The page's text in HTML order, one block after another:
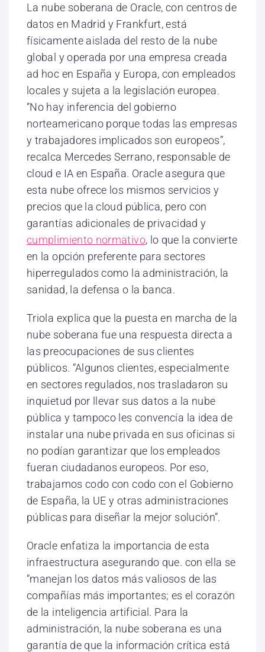
La nube soberana de Oracle, con centros de
datos en Madrid y Frankfurt, está
físicamente aislada del resto de la nube
global y operada por una empresa creada
ad hoc en España y Europa, con empleados
locales y sujeta a la legislación europea.
“No hay inferencia del gobierno
norteamericano porque todas las empresas
y trabajadores implicados son europeos”,
recalca Mercedes Serrano, responsable de
cloud e IA en España. Oracle asegura que
esta nube ofrece los mismos servicios y
precios que la cloud pública, pero con
garantías adicionales de privacidad y
cumplimiento normativo, lo que la convierte
en la opción preferente para sectores
hiperregulados como la administración, la
sanidad, la defensa o la banca.
Triola explica que la puesta en marcha de la
nube soberana fue una respuesta directa a
las preocupaciones de sus clientes
públicos. “Algunos clientes, especialmente
en sectores regulados, nos trasladaron su
inquietud por llevar sus datos a la nube
pública y tampoco les convencía la idea de
instalar una nube privada en sus oficinas si
no podían garantizar que los empleados
fueran ciudadanos europeos. Por eso,
trabajamos codo con codo con el Gobierno
de España, la UE y otras administraciones
públicas para diseñar la mejor solución”.
Oracle enfatiza la importancia de esta
infraestructura asegurando que. con ella se
“manejan los datos más valiosos de las
compañías más importantes; es el corazón
de la inteligencia artificial. Para la
administración, la nube soberana es una
garantía de que la información crítica está